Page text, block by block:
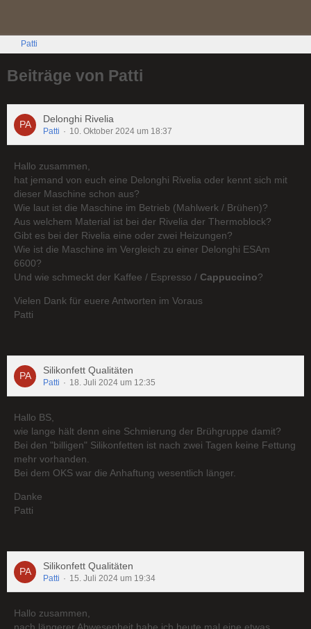
Patti
Beiträge von Patti
Delonghi Rivelia
Patti 10. Oktober 2024 um 18:37
Hallo zusammen,
hat jemand von euch eine Delonghi Rivelia oder kennt sich mit
dieser Maschine schon aus?
Wie laut ist die Maschine im Betrieb (Mahlwerk / Brühen)?
Aus welchem Material ist bei der Rivelia der Thermoblock?
Gibt es bei der Rivelia eine oder zwei Heizungen?
Wie ist die Maschine im Vergleich zu einer Delonghi ESAm
6600?
Und wie schmeckt der Kaffee / Espresso / Cappuccino?
Vielen Dank für euere Antworten im Voraus
Patti
Silikonfett Qualitäten
Patti 18. Juli 2024 um 12:35
Hallo BS,
wie lange hält denn eine Schmierung der Brühgruppe damit?
Bei den "billigen" Silikonfetten ist nach zwei Tagen keine Fettung
mehr vorhanden.
Bei dem OKS war die Anhaftung wesentlich länger.
Danke
Patti
Silikonfett Qualitäten
Patti 15. Juli 2024 um 19:34
Hallo zusammen,